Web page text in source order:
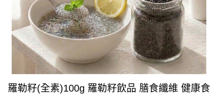
羅勒籽(全素)100g 羅勒籽飲品 膳食纖維 健康食